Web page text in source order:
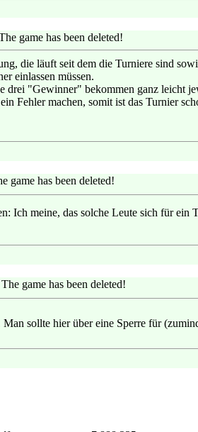
game has been deleted!
die läuft seit dem die Turniere sind
einlassen müssen.
drei "Gewinner" bekommen ganz leicht
Fehler machen, somit ist das Turnier
game has been deleted!
Ich meine, das solche Leute sich für
The game has been deleted!
sollte hier über eine Sperre für